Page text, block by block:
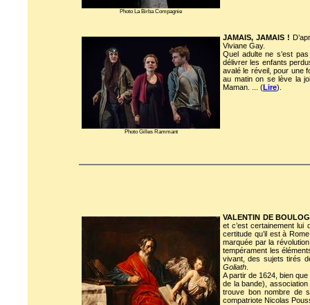
Photo La Birba Compagnie
Photo Gilles Rammant
JAMAIS, JAMAIS !
Viviane Gay.
Quel adulte ne s’est
délivrer les enfants
avalé le réveil, pour une
au matin on se lève la
Maman. ... (Lire).
VALENTIN DE
et c’est certainement lui
certitude qu’il est à
marquée par la
tempérament les
vivant, des sujets tirés
Goliath
A partir de 1624, bien
de la bande),
trouve bon nombre de
compatriote Nicolas